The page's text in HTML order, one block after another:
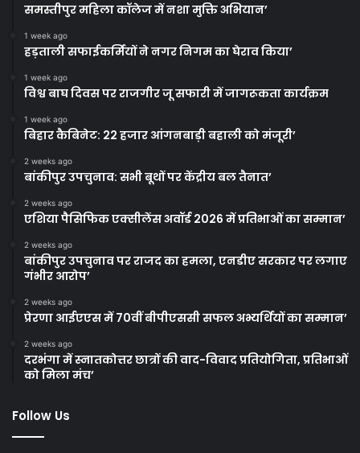
समस्तीपुर महिला कॉलेज में नशा मुक्ति अभियान’
1 week ago
हड़ताली सफाईकर्मियों ने नगर निगम का घेराव किया’
1 week ago
विश्व बाघ दिवस पर राजगीर जू सफारी में जागरूकता कार्यक्रम
1 week ago
बिहार कैबिनेट: 22 हजार आंगनबाड़ी बहाली को मंजूरी’
2 weeks ago
बांकीपुर उपचुनाव: सभी बूथों पर केंद्रीय बल तैनात’
2 weeks ago
एशिया पैसिफिक एक्सीलेंस अवॉर्ड 2026 में प्रतिभाओं का सम्मान’
2 weeks ago
बांकीपुर उपचुनाव पर राजद का हमला, एनडीए सरकार पर लगाए
गंभीर आरोप’
2 weeks ago
प्रेरणा आईएएस में 70वीं बीपीएससी सफल अभ्यर्थियों का सम्मान’
2 weeks ago
दरभंगा में स्नातकोत्तर छात्रों की वाद-विवाद प्रतियोगिता, प्रतिभाओं
को मिला मंच’
Follow Us